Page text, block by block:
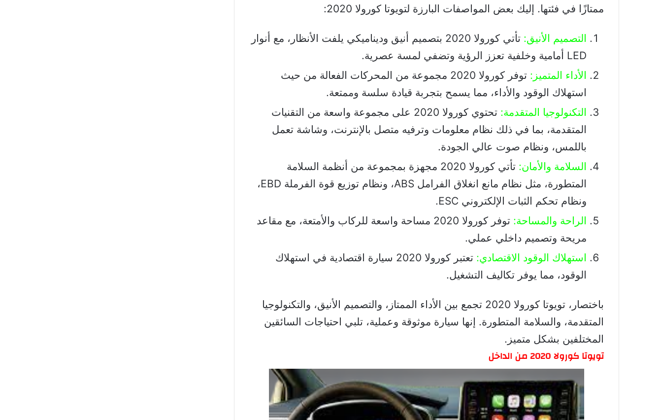
ممتازًا في فئتها. إليك بعض المواصفات البارزة لتويوتا كورولا 2020:
التصميم الأنيق:
تأتي كورولا 2020 بتصميم أنيق وديناميكي يلفت الأنظار، مع أنوار
LED أمامية وخلفية تعزز الرؤية وتضفي لمسة عصرية.
الأداء المتميز:
توفر كورولا 2020 مجموعة من المحركات الفعالة من حيث
استهلاك الوقود والأداء، مما يسمح بتجربة قيادة سلسة وممتعة.
التكنولوجيا المتقدمة:
تحتوي كورولا 2020 على مجموعة واسعة من التقنيات
المتقدمة، بما في ذلك نظام معلومات وترفيه متصل بالإنترنت، وشاشة تعمل
باللمس، ونظام صوت عالي الجودة.
السلامة والأمان:
تأتي كورولا 2020 مجهزة بمجموعة من أنظمة السلامة
المتطورة، مثل نظام مانع انغلاق الفرامل ABS، ونظام توزيع قوة الفرملة EBD،
ونظام تحكم الثبات الإلكتروني ESC.
الراحة والمساحة:
توفر كورولا 2020 مساحة واسعة للركاب والأمتعة، مع مقاعد
مريحة وتصميم داخلي عملي.
استهلاك الوقود الاقتصادي:
تعتبر كورولا 2020 سيارة اقتصادية في استهلاك
الوقود، مما يوفر تكاليف التشغيل.
باختصار، تويوتا كورولا 2020 تجمع بين الأداء الممتاز، والتصميم الأنيق، والتكنولوجيا
المتقدمة، والسلامة المتطورة. إنها سيارة موثوقة وعملية، تلبي احتياجات السائقين
المختلفين بشكل متميز.
تويوتا كورولا 2020 من الداخل